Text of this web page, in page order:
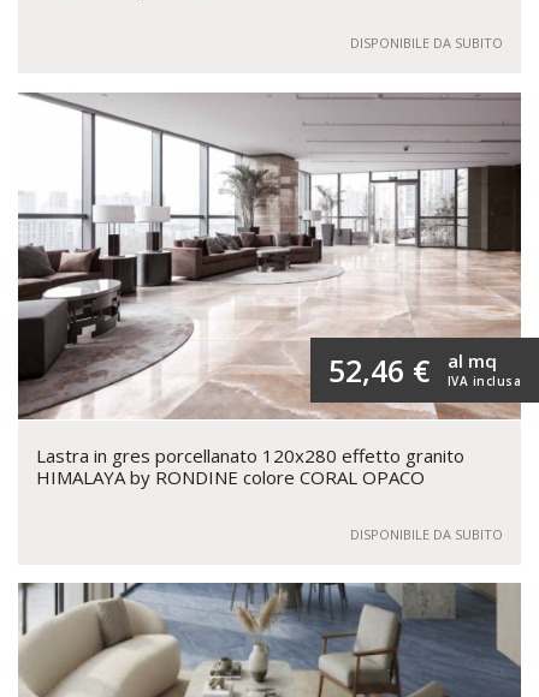
DISPONIBILE DA SUBITO
52,46 € IVA inclusa
al mq
Lastra in gres porcellanato 120x280 effetto granito
HIMALAYA by RONDINE colore CORAL OPACO
DISPONIBILE DA SUBITO